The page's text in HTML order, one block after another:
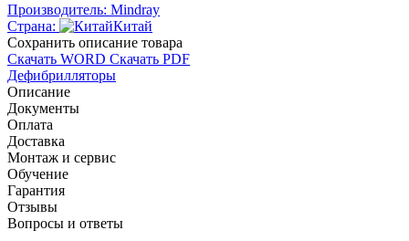
Производитель: Mindray
Страна:
Китай
Cохранить описание товара
Скачать WORD Скачать PDF
Дефибрилляторы
Описание
Документы
Оплата
Доставка
Монтаж и сервис
Обучение
Гарантия
Отзывы
Вопросы и ответы